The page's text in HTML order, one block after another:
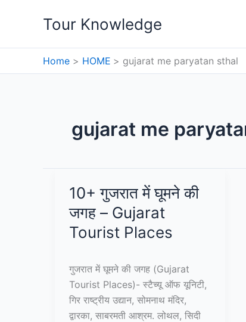
Tour Knowledge
Home HOME gujarat me paryatan sthal
gujarat me
10+ गुजरात में घूमने की
जगह – Gujarat
Tourist Places
गुजरात में घूमने की जगह (Gujarat
Tourist Places)- स्टैच्यू ऑफ यूनिटी,
गिर राष्ट्रीय उद्यान, सोमनाथ मंदिर,
द्वारका, साबरमती आश्रम. लोथल, सिदी